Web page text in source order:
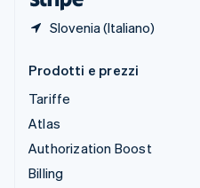
Slovenia (Italiano)
Prodotti e prezzi
Tariffe
Atlas
Authorization Boost
Billing